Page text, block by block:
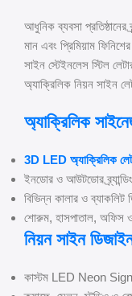
আধুনিক ব্যবসা প্রতিষ্ঠানের
মান এবং প্রিমিয়াম
সাইন স্টেইনলেস স্টিল
অ্যাক্রিলিক নিয়ন সাইন
অ্যাক্রিলিক
3D LED অ্যাক্রিলিক
ইনডোর ও আউটডোর ব্র্যান্ডিং
বিভিন্ন কালার ও ব্যাকলিট
শোরুম, হাসপাতাল, অফিস ও
নিয়ন সাইন
কাস্টম LED Neon Sign